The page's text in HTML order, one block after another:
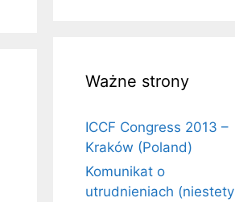
Ważne strony
ICCF Congress 2013 –
Kraków (Poland)
Komunikat o
utrudnieniach (niestety